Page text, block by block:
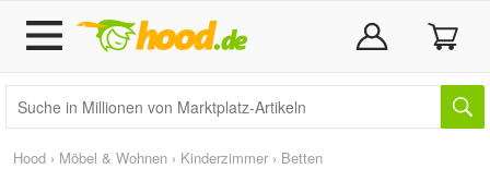
Hood › Möbel & Wohnen › Kinderzimmer › Betten